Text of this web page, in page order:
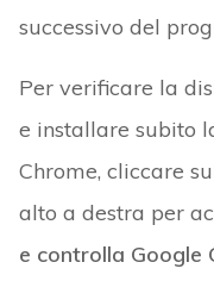
successivo del
Per verificare la
e installare subito
Chrome, cliccare
alto a destra per
e controlla Google